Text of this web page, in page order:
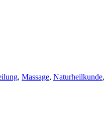
, Massage, Naturheilkunde,